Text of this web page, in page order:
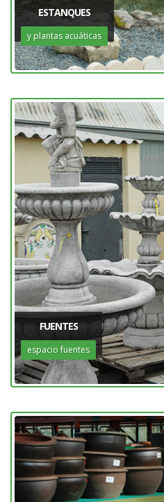
ESTANQUES
y plantas acuáticas
FUENTES
espacio fuentes